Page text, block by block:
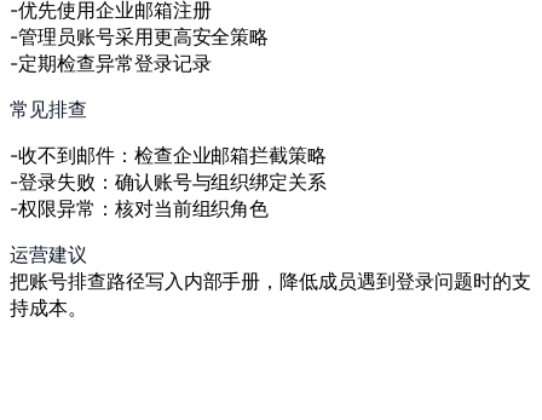
优先使用企业邮箱注册
管理员账号采用更高安全策略
定期检查异常登录记录
常见排查
收不到邮件：检查企业邮箱拦截策略
登录失败：确认账号与组织绑定关系
权限异常：核对当前组织角色
运营建议
把账号排查路径写入内部手册，降低成员遇到登录问题时的支
持成本。